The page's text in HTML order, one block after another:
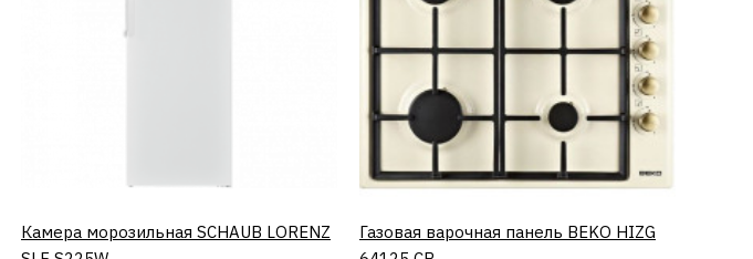
КУПИТЬ
Камера морозильная SCHAUB LORENZ
КУПИТЬ
Газовая варочная панель BEKO HIZG